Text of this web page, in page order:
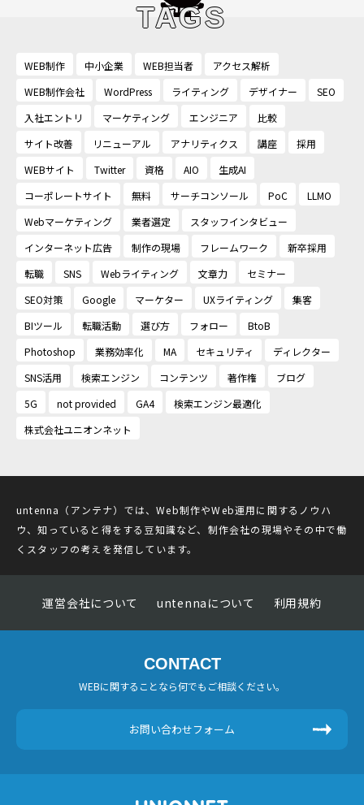
TAGS
WEB制作 中小企業 WEB担当者
アクセス解析
WEB制作会社
WordPress ライティング デザイナー
SEO
入社エントリ
マーケティング エンジニア
比較
サイト改善
リニューアル アナリティクス 講座
採用
WEBサイト
Twitter 資格 AIO
生成AI
コーポレートサイト
無料 サーチコンソール PoC
LLMO
Webマーケティング
業者選定
スタッフインタビュー
インターネット広告
制作の現場 フレームワーク
新卒採用
転職
SNS Webライティング 文章力
セミナー
SEO対策
Google マーケター UXライティング
集客
BIツール
転職活動 選び方 フォロー
BtoB
Photoshop
業務効率化 MA セキュリティ
ディレクター
SNS活用
検索エンジン コンテンツ 著作権
ブログ
5G
not provided GA4
検索エンジン最適化
株式会社ユニオンネット
untenna（アンテナ）では、Web制作やWeb運用に関するノウハ
ウ、知っていると得をする豆知識など、制作会社の現場やその中で働
くスタッフの考えを発信しています。
運営会社について untennaについて 利用規約
CONTACT
WEBに関することなら何でもご相談ください。
お問い合わせフォーム